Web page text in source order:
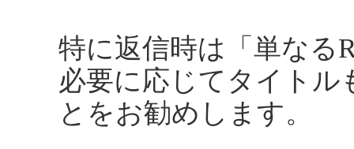
特に返信時は「単なる
必要に応じてタイトル
とをお勧めします。